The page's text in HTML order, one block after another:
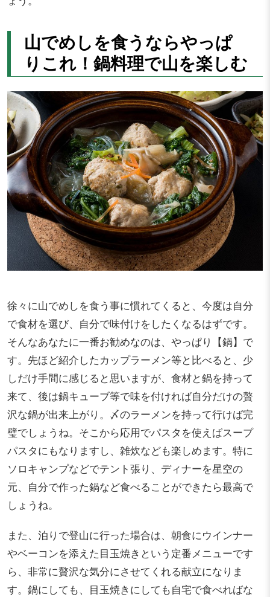
山でめしを食うならやっぱ
りこれ！鍋料理で山を楽しむ
徐々に山でめしを食う事に慣れてくると、今度は自分
で食材を選び、自分で味付けをしたくなるはずです。
そんなあなたに一番お勧めなのは、やっぱり【鍋】で
す。先ほど紹介したカップラーメン等と比べると、少
しだけ手間に感じると思いますが、食材と鍋を持って
来て、後は鍋キューブ等で味を付ければ自分だけの贅
沢な鍋が出来上がり。〆のラーメンを持って行けば完
璧でしょうね。そこから応用でパスタを使えばスープ
パスタにもなりますし、雑炊なども楽しめます。特に
ソロキャンプなどでテント張り、ディナーを星空の
元、自分で作った鍋など食べることができたら最高で
しょうね。
また、泊りで登山に行った場合は、朝食にウインナー
やベーコンを添えた目玉焼きという定番メニューです
ら、非常に贅沢な気分にさせてくれる献立になりま
す。鍋にしても、目玉焼きにしても自宅で食べればな